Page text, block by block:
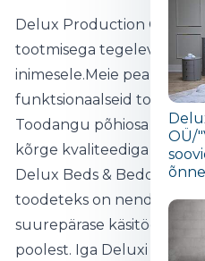
Delux Production OÜ -
tootmisega tegelev
inimesele.Meie peamine
funktsionaalseid tooteid,
Toodangu põhiosa
kõrge kvaliteediga
Delux Beds & Bedding
toodeteks on nende
suurepärase käsitöö ja
poolest. Iga Deluxi voodi
OÜ/